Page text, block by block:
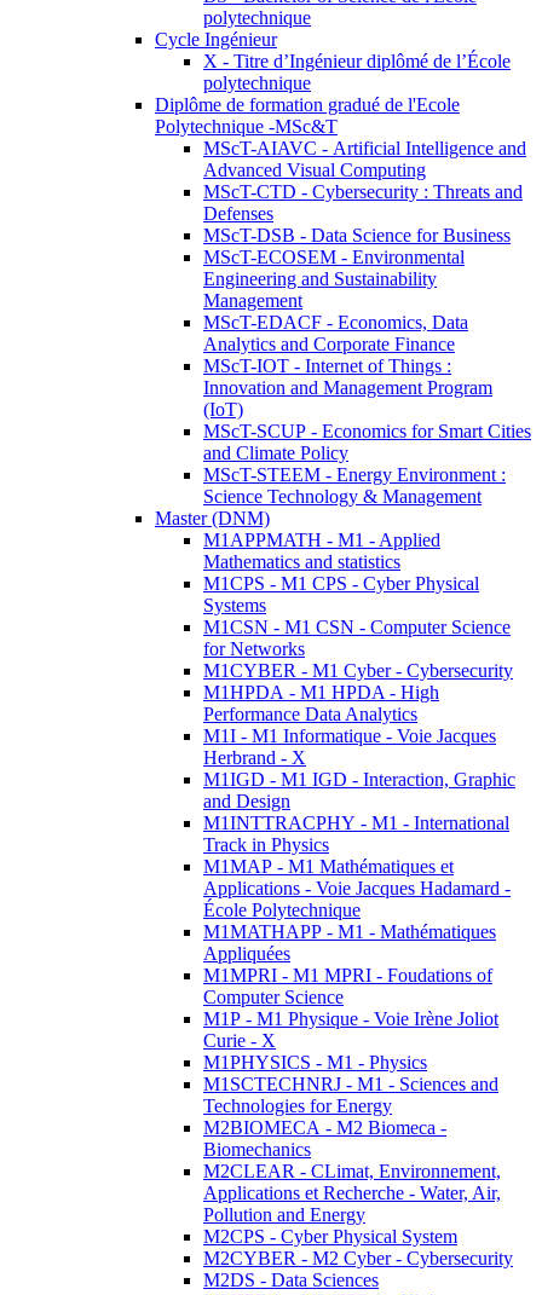
polytechnique
Cycle Ingénieur
X - Titre d’Ingénieur diplômé de l’École
polytechnique
Diplôme de formation gradué de l'Ecole
Polytechnique -MSc&T
MScT-AIAVC - Artificial Intelligence and
Advanced Visual Computing
MScT-CTD - Cybersecurity : Threats and
Defenses
MScT-DSB - Data Science for Business
MScT-ECOSEM - Environmental
Engineering and Sustainability
Management
MScT-EDACF - Economics, Data
Analytics and Corporate Finance
MScT-IOT - Internet of Things :
Innovation and Management Program
(IoT)
MScT-SCUP - Economics for Smart Cities
and Climate Policy
MScT-STEEM - Energy Environment :
Science Technology & Management
Master (DNM)
M1APPMATH - M1 - Applied
Mathematics and statistics
M1CPS - M1 CPS - Cyber Physical
Systems
M1CSN - M1 CSN - Computer Science
for Networks
M1CYBER - M1 Cyber - Cybersecurity
M1HPDA - M1 HPDA - High
Performance Data Analytics
M1I - M1 Informatique - Voie Jacques
Herbrand - X
M1IGD - M1 IGD - Interaction, Graphic
and Design
M1INTTRACPHY - M1 - International
Track in Physics
M1MAP - M1 Mathématiques et
Applications - Voie Jacques Hadamard -
École Polytechnique
M1MATHAPP - M1 - Mathématiques
Appliquées
M1MPRI - M1 MPRI - Foudations of
Computer Science
M1P - M1 Physique - Voie Irène Joliot
Curie - X
M1PHYSICS - M1 - Physics
M1SCTECHNRJ - M1 - Sciences and
Technologies for Energy
M2BIOMECA - M2 Biomeca -
Biomechanics
M2CLEAR - CLimat, Environnement,
Applications et Recherche - Water, Air,
Pollution and Energy
M2CPS - Cyber Physical System
M2CYBER - M2 Cyber - Cybersecurity
M2DS - Data Sciences